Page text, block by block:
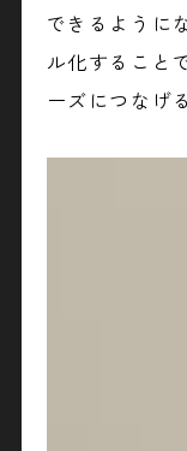
できるように
ル化すること
ーズにつなげ